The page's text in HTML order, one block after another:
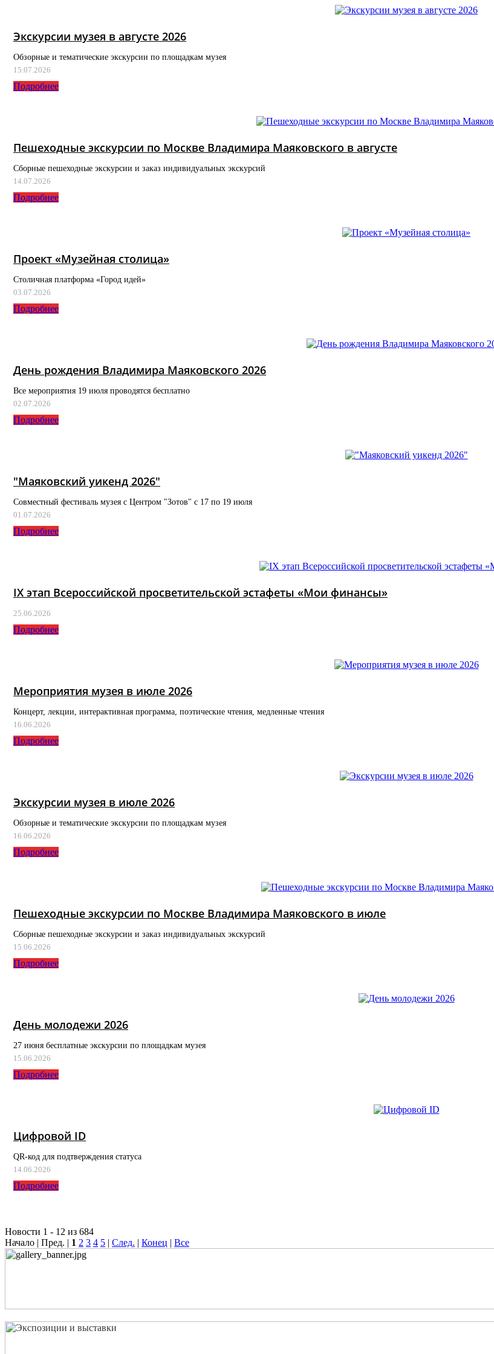
Экскурсии музея в августе 2026
Обзорные и тематические экскурсии по площадкам музея
15.07.2026
Подробнее
Пешеходные экскурсии по Москве Владимира Маяковского в августе
Сборные пешеходные экскурсии и заказ индивидуальных экскурсий
14.07.2026
Подробнее
Проект «Музейная столица»
Столичная платформа «Город идей»
03.07.2026
Подробнее
День рождения Владимира Маяковского 2026
Все мероприятия 19 июля проводятся бесплатно
02.07.2026
Подробнее
"Маяковский уикенд 2026"
Совместный фестиваль музея с Центром "Зотов" с 17 по 19 июля
01.07.2026
Подробнее
IX этап Всероссийской просветительской эстафеты «Мои финансы»
25.06.2026
Подробнее
Мероприятия музея в июле 2026
Концерт, лекции, интерактивная программа, поэтические чтения, медленные чтения
16.06.2026
Подробнее
Экскурсии музея в июле 2026
Обзорные и тематические экскурсии по площадкам музея
16.06.2026
Подробнее
Пешеходные экскурсии по Москве Владимира Маяковского в июле
Сборные пешеходные экскурсии и заказ индивидуальных экскурсий
15.06.2026
Подробнее
День молодежи 2026
27 июня бесплатные экскурсии по площадкам музея
15.06.2026
Подробнее
Цифровой ID
QR-код для подтверждения статуса
14.06.2026
Подробнее
Новости 1 - 12 из 684
Начало | Пред. | 1 2 3 4 5 | След. | Конец | Все